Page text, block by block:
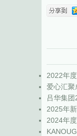
2022年
爱心汇聚
吕华集
2025年
2024年